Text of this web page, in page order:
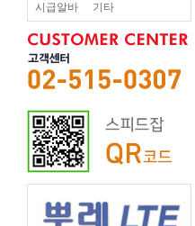
시급알바 기타